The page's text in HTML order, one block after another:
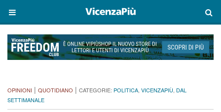
OPINIONI | QUOTIDIANO | CATEGORIE: POLITICA, VICENZAPIÙ, DAL
SETTIMANALE